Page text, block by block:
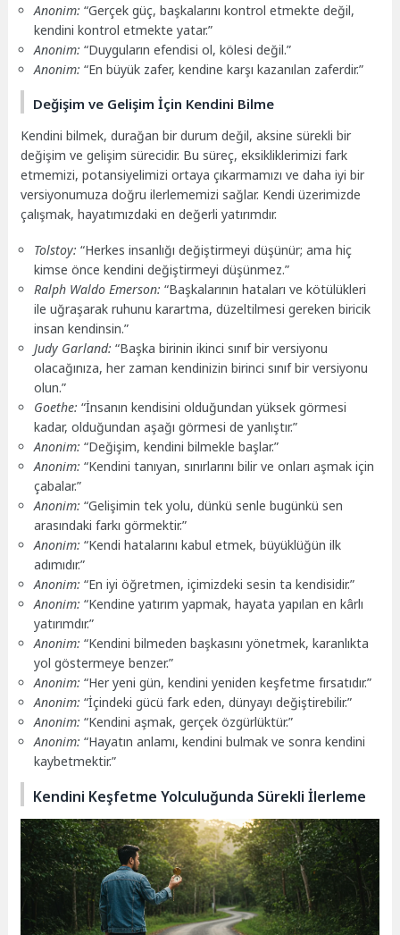
Anonim: “Gerçek güç, başkalarını kontrol etmekte değil,
kendini kontrol etmekte yatar.”
Anonim: “Duyguların efendisi ol, kölesi değil.”
Anonim: “En büyük zafer, kendine karşı kazanılan zaferdir.”
Değişim ve Gelişim İçin Kendini Bilme
Kendini bilmek, durağan bir durum değil, aksine sürekli bir
değişim ve gelişim sürecidir. Bu süreç, eksikliklerimizi fark
etmemizi, potansiyelimizi ortaya çıkarmamızı ve daha iyi bir
versiyonumuza doğru ilerlememizi sağlar. Kendi üzerimizde
çalışmak, hayatımızdaki en değerli yatırımdır.
Tolstoy: “Herkes insanlığı değiştirmeyi düşünür; ama hiç
kimse önce kendini değiştirmeyi düşünmez.”
Ralph Waldo Emerson: “Başkalarının hataları ve kötülükleri
ile uğraşarak ruhunu karartma, düzeltilmesi gereken biricik
insan kendinsin.”
Judy Garland: “Başka birinin ikinci sınıf bir versiyonu
olacağınıza, her zaman kendinizin birinci sınıf bir versiyonu
olun.”
Goethe: “İnsanın kendisini olduğundan yüksek görmesi
kadar, olduğundan aşağı görmesi de yanlıştır.”
Anonim: “Değişim, kendini bilmekle başlar.”
Anonim: “Kendini tanıyan, sınırlarını bilir ve onları aşmak için
çabalar.”
Anonim: “Gelişimin tek yolu, dünkü senle bugünkü sen
arasındaki farkı görmektir.”
Anonim: “Kendi hatalarını kabul etmek, büyüklüğün ilk
adımıdır.”
Anonim: “En iyi öğretmen, içimizdeki sesin ta kendisidir.”
Anonim: “Kendine yatırım yapmak, hayata yapılan en kârlı
yatırımdır.”
Anonim: “Kendini bilmeden başkasını yönetmek, karanlıkta
yol göstermeye benzer.”
Anonim: “Her yeni gün, kendini yeniden keşfetme fırsatıdır.”
Anonim: “İçindeki gücü fark eden, dünyayı değiştirebilir.”
Anonim: “Kendini aşmak, gerçek özgürlüktür.”
Anonim: “Hayatın anlamı, kendini bulmak ve sonra kendini
kaybetmektir.”
Kendini Keşfetme Yolculuğunda Sürekli İlerleme